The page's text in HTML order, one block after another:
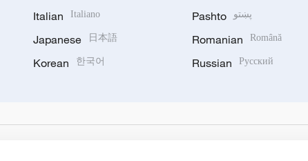
Italian Italiano
Japanese 日本語
Korean 한국어
Pashto پښتو
Romanian Română
Russian Русский